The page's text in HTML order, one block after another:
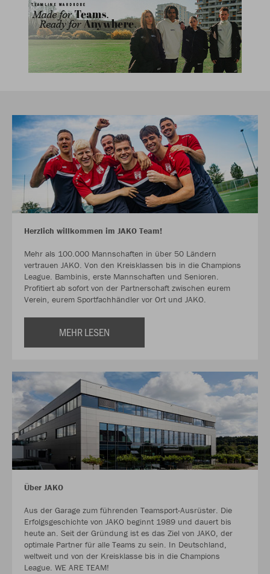
Herzlich willkommen im JAKO Team!
Mehr als 100.000 Mannschaften in über 50 Ländern
vertrauen JAKO. Von den Kreisklassen bis in die Champions
League. Bambinis, erste Mannschaften und Senioren.
Profitiert ab sofort von der Partnerschaft zwischen eurem
Verein, eurem Sportfachhändler vor Ort und JAKO.
MEHR LESEN
Über JAKO
Aus der Garage zum führenden Teamsport-Ausrüster. Die
Erfolgsgeschichte von JAKO beginnt 1989 und dauert bis
heute an. Seit der Gründung ist es das Ziel von JAKO, der
optimale Partner für alle Teams zu sein. In Deutschland,
weltweit und von der Kreisklasse bis in die Champions
League. WE ARE TEAM!